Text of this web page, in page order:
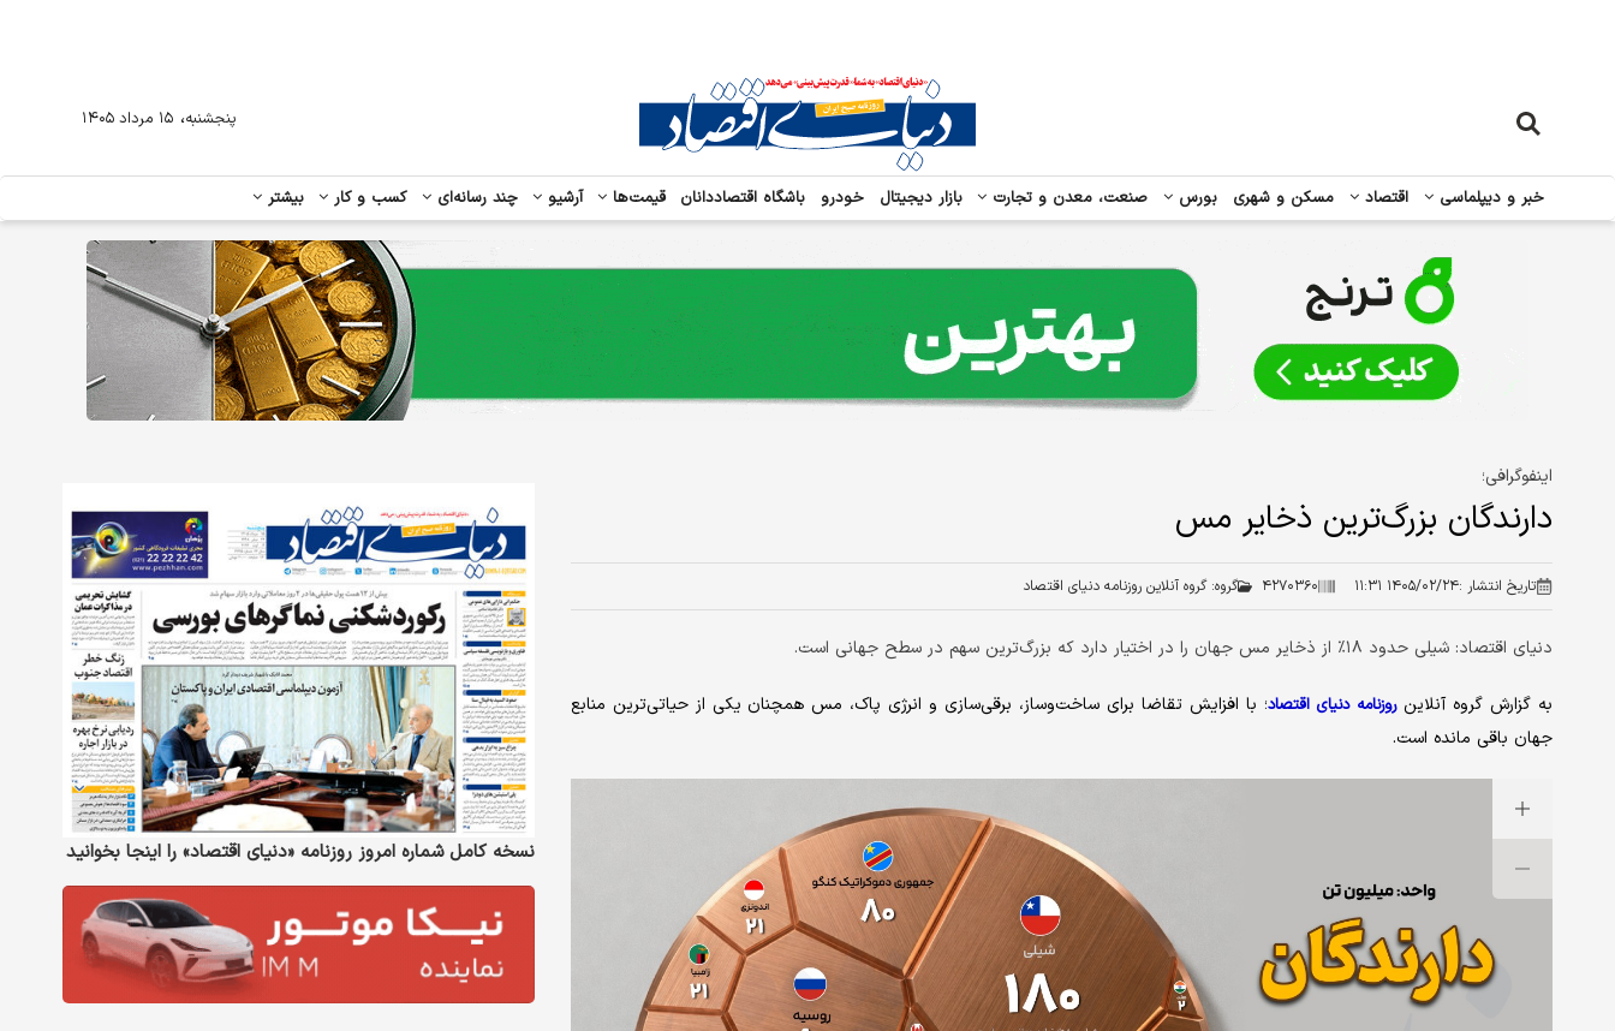
خبر و دیپلماسی اقتصاد مسکن و شهری بورس صنعت، معدن و تجارت بازار دیجیتال خودرو باشگاه اقتصاددانان قیمت‌ها آرشیو چند رسانه‌ای کسب و کار بیشتر
پنجشنبه، ۱۵ مرداد ۱۴۰۵
اینفوگرافی؛
دارندگان بزرگ‌ترین ذخایر مس
تاریخ انتشار :۱۴۰۵/۰۲/۲۴ ۱۱:۳۱ ۴۲۷۰۳۶۰ گروه: گروه آنلاین روزنامه دنیای اقتصاد
دنیای اقتصاد: شیلی حدود ۱۸٪ از ذخایر مس جهان را در اختیار دارد که بزرگ‌ترین سهم در سطح جهانی است.
به گزارش گروه آنلاینروزنامه دنیای اقتصاد؛ با افزایش تقاضا برای ساخت‌وساز، برقی‌سازی و انرژی پاک، مس همچنان یکی از حیاتی‌ترین منابع
جهان باقی مانده است.
نسخه کامل شماره امروز روزنامه «دنیای‌ اقتصاد» را اینجا بخوانید